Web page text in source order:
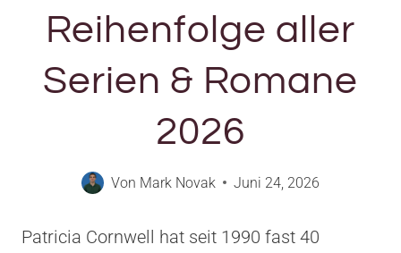
Reihenfolge aller
Serien & Romane
2026
Von Mark Novak Juni 24, 2026
Patricia Cornwell hat seit 1990 fast 40